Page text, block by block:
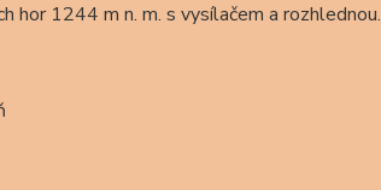
hor 1244 m n. m. s vysílačem a rozhlednou.